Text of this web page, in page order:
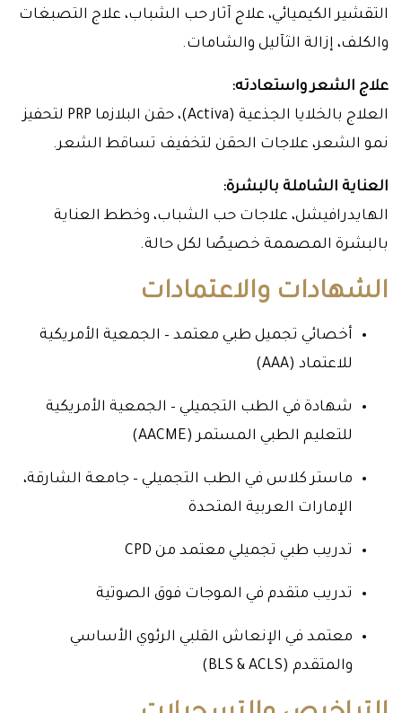
التقشير الكيميائي، علاج آثار حب الشباب، علاج التصبغات
والكلف، إزالة الثآليل والشامات.
علاج الشعر واستعادته:
العلاج بالخلايا الجذعية (Activa)، حقن البلازما PRP لتحفيز
نمو الشعر، علاجات الحقن لتخفيف تساقط الشعر.
العناية الشاملة بالبشرة:
الهايدرافيشل، علاجات حب الشباب، وخطط العناية
بالبشرة المصممة خصيصًا لكل حالة.
الشهادات والاعتمادات
أخصائي تجميل طبي معتمد – الجمعية الأمريكية
للاعتماد (AAA)
شهادة في الطب التجميلي – الجمعية الأمريكية
للتعليم الطبي المستمر (AACME)
ماستر كلاس في الطب التجميلي – جامعة الشارقة،
الإمارات العربية المتحدة
تدريب طبي تجميلي معتمد من CPD
تدريب متقدم في الموجات فوق الصوتية
معتمد في الإنعاش القلبي الرئوي الأساسي
والمتقدم (BLS & ACLS)